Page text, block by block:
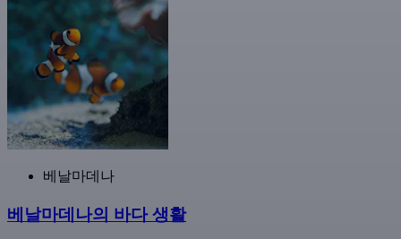
베날마데나
베날마데나의 바다 생활